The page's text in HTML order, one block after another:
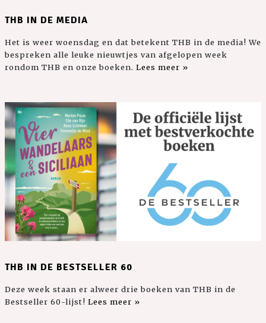
THB IN DE MEDIA
Het is weer woensdag en dat betekent THB in de media! We
bespreken alle leuke nieuwtjes van afgelopen week
rondom THB en onze boeken. Lees meer »
THB IN DE BESTSELLER 60
Deze week staan er alweer drie boeken van THB in de
Bestseller 60-lijst! Lees meer »